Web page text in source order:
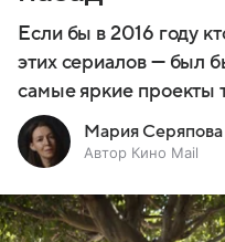
Если бы в 2016 году
этих сериалов — был
самые яркие проекты
Мария Серяпова
Автор Кино Mail